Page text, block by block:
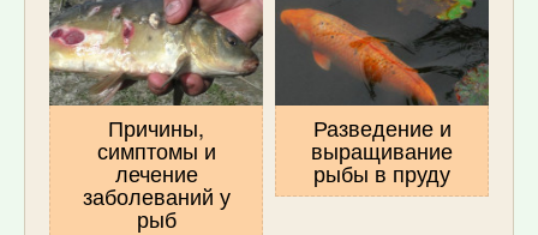
Причины,
симптомы и
лечение
заболеваний у
рыб
Разведение и
выращивание
рыбы в пруду